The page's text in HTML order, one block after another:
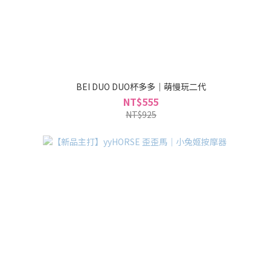
BEI DUO DUO杯多多｜萌慢玩二代
NT$555
NT$925